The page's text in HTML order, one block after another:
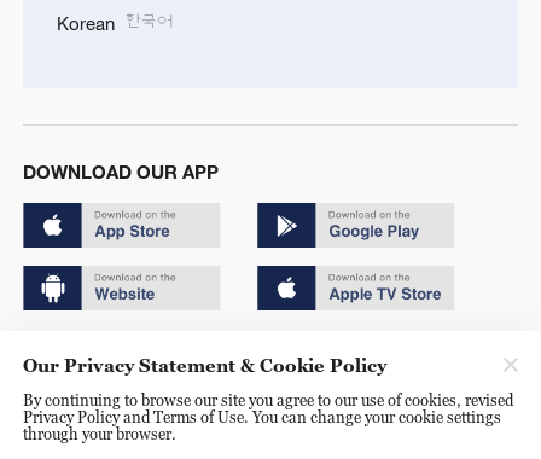
Korean 한국어
DOWNLOAD OUR APP
京ICP备20000184号
京公网安备 11010502050052号
Our Privacy Statement & Cookie Policy
By continuing to browse our site you agree to our use of cookies, revised
Privacy Policy and Terms of Use. You can change your cookie settings
through your browser.